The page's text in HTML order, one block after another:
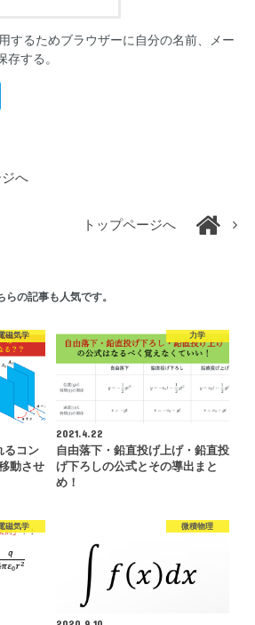
するためブラウザーに自分の名前、メー
存する。
ジへ
トップページへ
らの記事も人気です。
磁気学
るコン
動させ
力学
2021.4.22
自由落下・鉛直投げ上げ・鉛直投
げ下ろしの公式とその導出まと
め！
磁気学 微積物理